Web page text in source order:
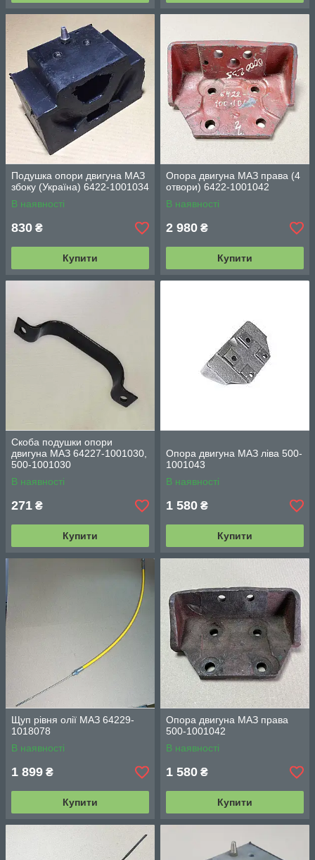
Подушка опори двигуна МАЗ
збоку (Україна) 6422-1001034
В наявності
830 ₴
Купити
Опора двигуна МАЗ права (4
отвори) 6422-1001042
В наявності
2 980 ₴
Купити
Скоба подушки опори
двигуна МАЗ 64227-1001030,
500-1001030
В наявності
271 ₴
Купити
Опора двигуна МАЗ ліва 500-
1001043
В наявності
1 580 ₴
Купити
Щуп рівня олії МАЗ 64229-
1018078
В наявності
1 899 ₴
Купити
Опора двигуна МАЗ права
500-1001042
В наявності
1 580 ₴
Купити